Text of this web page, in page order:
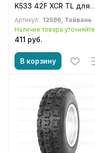
K533 42F XCR TL для
квадроцикла, ATV
Артикул: 12596, Тайвань
Наличие товара уточняйте
411 руб.
В корзину